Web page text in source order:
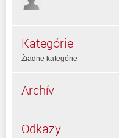
Kategórie
Žiadne kategórie
Archív
Odkazy